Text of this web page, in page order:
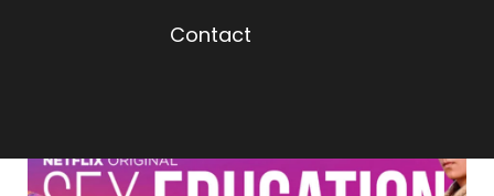
Contact
SEX EDUCATION